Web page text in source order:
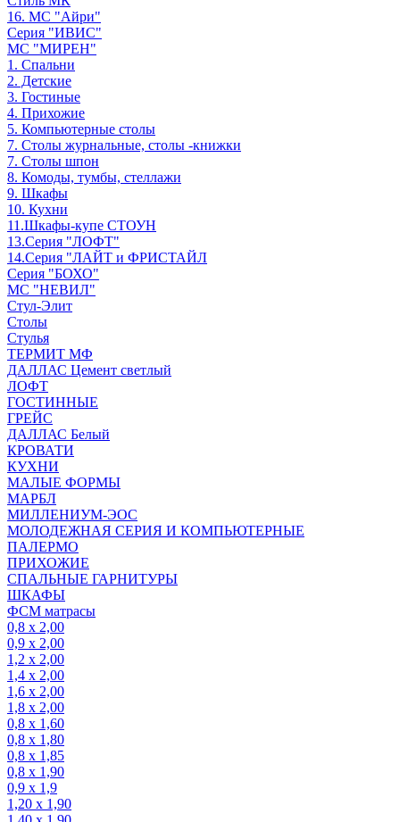
16. МС "Айри"
Серия "ИВИС"
МС "МИРЕН"
1. Спальни
2. Детские
3. Гостиные
4. Прихожие
5. Компьютерные столы
7. Столы журнальные, столы -книжки
7. Столы шпон
8. Комоды, тумбы, стеллажи
9. Шкафы
10. Кухни
11.Шкафы-купе СТОУН
13.Серия "ЛОФТ"
14.Серия "ЛАЙТ и ФРИСТАЙЛ
Серия "БОХО"
МС "НЕВИЛ"
Стул-Элит
Столы
Стулья
ТЕРМИТ МФ
ДАЛЛАС Цемент светлый
ЛОФТ
ГОСТИННЫЕ
ГРЕЙС
ДАЛЛАС Белый
КРОВАТИ
КУХНИ
МАЛЫЕ ФОРМЫ
МАРБЛ
МИЛЛЕНИУМ-ЭОС
МОЛОДЕЖНАЯ СЕРИЯ И КОМПЬЮТЕРНЫЕ
ПАЛЕРМО
ПРИХОЖИЕ
СПАЛЬНЫЕ ГАРНИТУРЫ
ШКАФЫ
ФСМ матрасы
0,8 х 2,00
0,9 х 2,00
1,2 х 2,00
1,4 х 2,00
1,6 х 2,00
1,8 х 2,00
0,8 х 1,60
0,8 х 1,80
0,8 х 1,85
0,8 х 1,90
0,9 х 1,9
1,20 х 1,90